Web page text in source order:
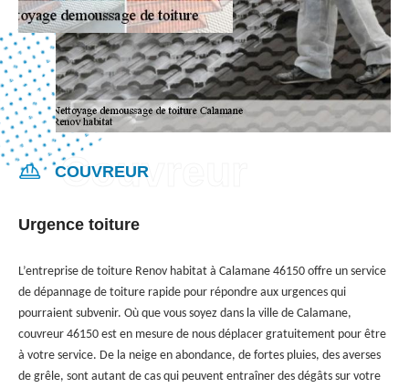
COUVREUR
Urgence toiture
L’entreprise de toiture Renov habitat à Calamane 46150 offre un service
de dépannage de toiture rapide pour répondre aux urgences qui
pourraient subvenir. Où que vous soyez dans la ville de Calamane,
couvreur 46150 est en mesure de nous déplacer gratuitement pour être
à votre service. De la neige en abondance, de fortes pluies, des averses
de grêle, sont autant de cas qui peuvent entraîner des dégâts sur votre